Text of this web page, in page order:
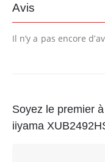
Avis
Il n’y a pas encore
Soyez le premier
iiyama